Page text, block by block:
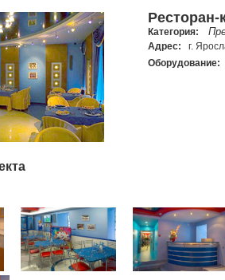
Ресторан-
Категория:
Адрес:
г.
Оборудование: